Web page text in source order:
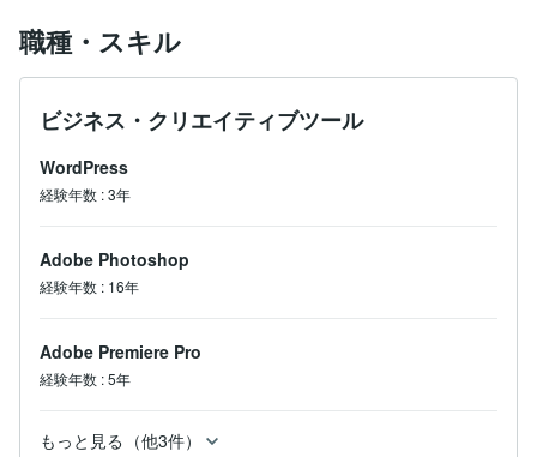
職種・スキル
ビジネス・クリエイティブツール
WordPress
経験年数 :3年
Adobe Photoshop
経験年数 : 16年
Adobe Premiere Pro
経験年数 :5年
もっと見る（他3件）